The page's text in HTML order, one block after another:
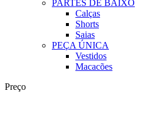
PARTES DE BAIXO
Calças
Shorts
Saias
PEÇA ÚNICA
Vestidos
Macacões
Preço